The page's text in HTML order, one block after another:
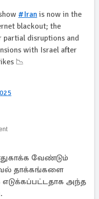
#Iran is now in the
blackout; the
disruptions and
with Israel after
📉
வேண்டும்
தாக்கங்களை
எடுக்கப்பட்டதாக அந்த